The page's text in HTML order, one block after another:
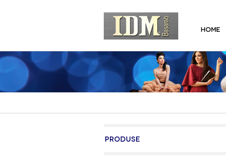
HOME
PRODUSE